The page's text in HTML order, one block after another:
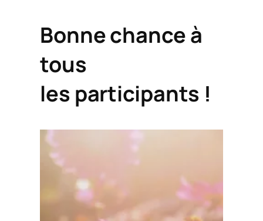
Bonne chance à
tous
les participants !